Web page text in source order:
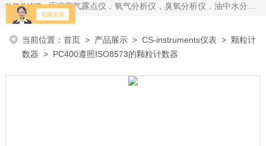
热门关键词：压缩空气露点仪，氧气分析仪，臭氧分析仪，油中水分析仪，超声波测漏仪。
当前位置：首页 > 产品展示 >CS-instruments仪表 >颗粒计
数器 > PC400遵照ISO8573的颗粒计数器